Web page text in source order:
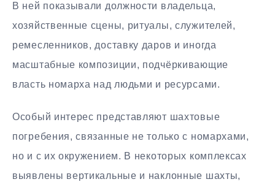
В ней показывали должности владельца,
хозяйственные сцены, ритуалы, служителей,
ремесленников, доставку даров и иногда
масштабные композиции, подчёркивающие
власть номарха над людьми и ресурсами.
Особый интерес представляют шахтовые
погребения, связанные не только с номархами,
но и с их окружением. В некоторых комплексах
выявлены вертикальные и наклонные шахты,